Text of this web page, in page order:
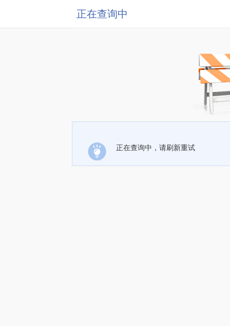
正在查询中
正在查询中，请刷新重试